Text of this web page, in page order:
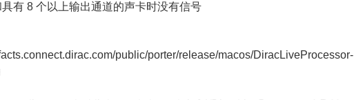
有 8 个以上输出通道的声卡时没有信号
public/porter/release/macos/DiracLiveProcessor-